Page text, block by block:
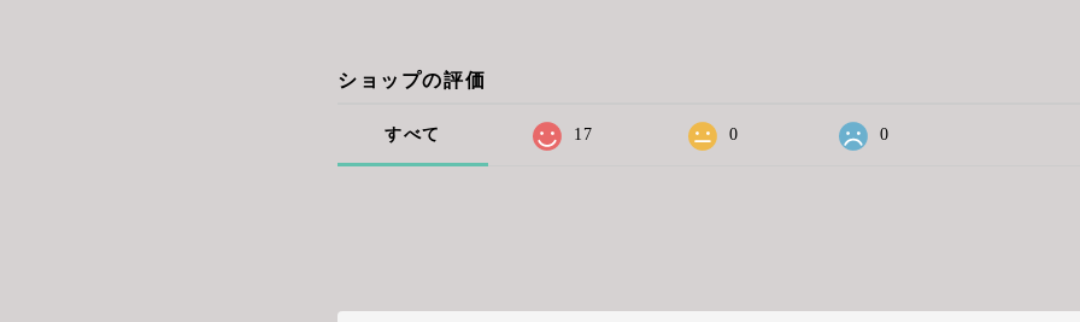
ショップの評価
すべて 17 0 0